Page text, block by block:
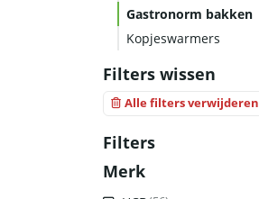
Gastronorm bakken
Kopjeswarmers
Filters wissen
Alle filters verwijderen
Filters
Merk